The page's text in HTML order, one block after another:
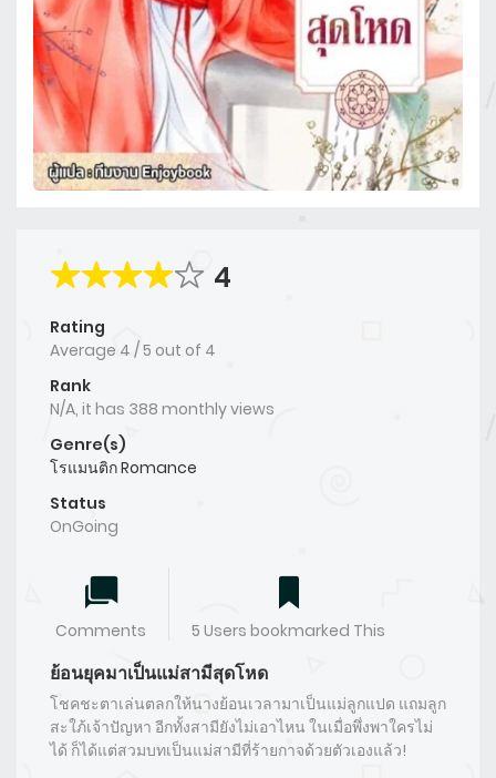
4
Rating
Average 4 /5 out of 4
Rank
N/A, it has 388 monthly views
Genre(s)
โรแมนติก Romance
Status
OnGoing
Comments 5 Users bookmarked This
ย้อนยุคมาเป็นแม่สามีสุดโหด
โชคชะตาเล่นตลกให้นางย้อนเวลามาเป็นแม่ลูกแปด แถมลูก
สะใภ้เจ้าปัญหา อีกทั้งสามียังไม่เอาไหน ในเมื่อพึ่งพาใครไม่
ได้ ก็ได้แต่สวมบทเป็นแม่สามีที่ร้ายกาจด้วยตัวเองแล้ว!